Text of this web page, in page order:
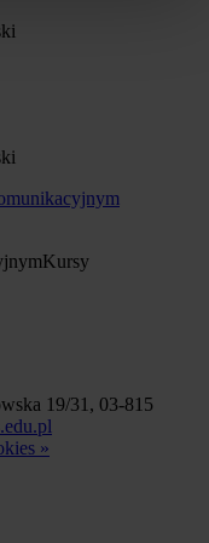
Kursy
19/31, 03-815
»